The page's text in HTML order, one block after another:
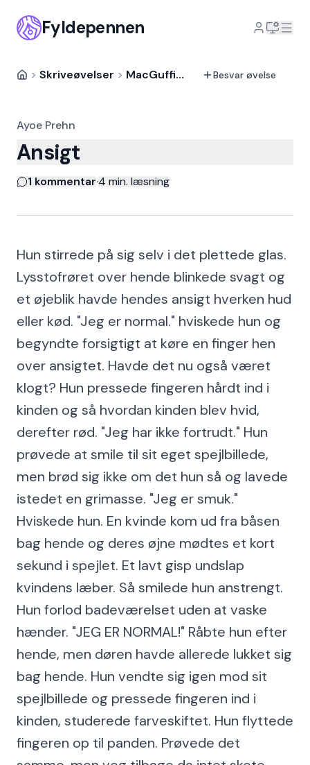
Fyldepennen
> Skriveøvelser > MacGuffin Besvarelse
Besvar øvelse
Ayoe Prehn
Ansigt
1 kommentar·4 min. læsning
Hun stirrede på sig selv i det plettede glas.
Lysstofrøret over hende blinkede svagt og
et øjeblik havde hendes ansigt hverken hud
eller kød. "Jeg er normal." hviskede hun og
begyndte forsigtigt at køre en finger hen
over ansigtet. Havde det nu også været
klogt? Hun pressede fingeren hårdt ind i
kinden og så hvordan kinden blev hvid,
derefter rød. "Jeg har ikke fortrudt." Hun
prøvede at smile til sit eget spejlbillede,
men brød sig ikke om det hun så og lavede
istedet en grimasse. "Jeg er smuk."
Hviskede hun. En kvinde kom ud fra båsen
bag hende og deres øjne mødtes et kort
sekund i spejlet. Et lavt gisp undslap
kvindens læber. Så smilede hun anstrengt.
Hun forlod badeværelset uden at vaske
hænder. "JEG ER NORMAL!" Råbte hun efter
hende, men døren havde allerede lukket sig
bag hende. Hun vendte sig igen mod sit
spejlbillede og pressede fingeren ind i
kinden, studerede farveskiftet. Hun flyttede
fingeren op til panden. Prøvede det